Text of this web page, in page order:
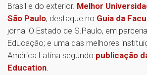
Brasil e do exterior. Melhor
São Paulo; destaque no Guia da
jornal O Estado de S.Paulo, em
Educação; e uma das melhores
América Latina segundo publicação
Education